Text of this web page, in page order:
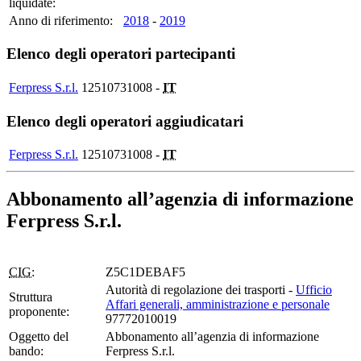
Anno di riferimento:
2018 - 2019
Elenco degli operatori partecipanti
Ferpress S.r.l. 12510731008 - IT
Elenco degli operatori aggiudicatari
Ferpress S.r.l. 12510731008 - IT
Abbonamento all’agenzia di informazione
Ferpress S.r.l.
CIG:
Z5C1DEBAF5
Struttura
proponente:
Autorità di regolazione dei trasporti - Ufficio
Affari generali, amministrazione e personale
97772010019
Oggetto del
bando:
Abbonamento all’agenzia di informazione
Ferpress S.r.l.